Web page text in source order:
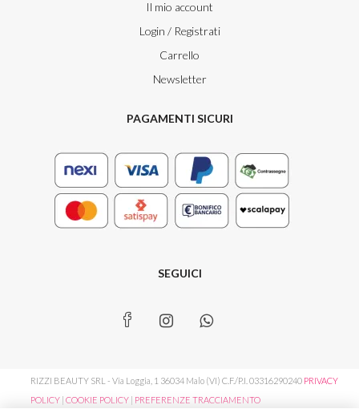
Il mio account
Login / Registrati
Carrello
Newsletter
PAGAMENTI SICURI
SEGUICI
RIZZI BEAUTY SRL - Via Loggia, 1 36034 Malo (VI) C.F./P.I. 03316290240 PRIVACY
POLICY | COOKIE POLICY | PREFERENZE TRACCIAMENTO